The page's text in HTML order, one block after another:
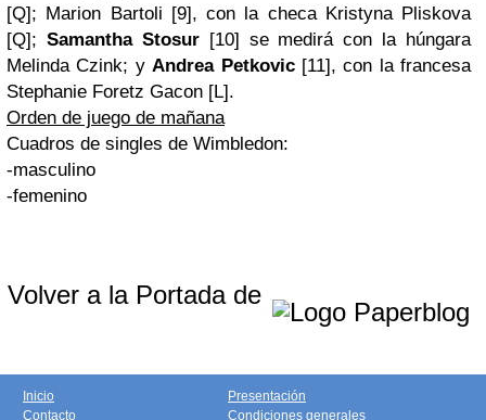
[Q]; Marion Bartoli [9], con la checa Kristyna Pliskova
[Q]; Samantha Stosur[10] se medirá con la húngara
Melinda Czink; yAndrea Petkovic[11], con la francesa
Stephanie Foretz Gacon [L].
Orden de juego de mañana
Cuadros de singles de Wimbledon:
-masculino
-femenino
Volver a la Portada de
Inicio
Contacto
Presentación
Condiciones generales